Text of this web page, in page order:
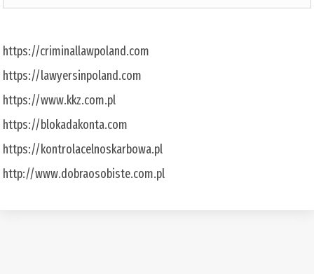
https://criminallawpoland.com
https://lawyersinpoland.com
https://www.kkz.com.pl
https://blokadakonta.com
https://kontrolacelnoskarbowa.pl
http://www.dobraosobiste.com.pl